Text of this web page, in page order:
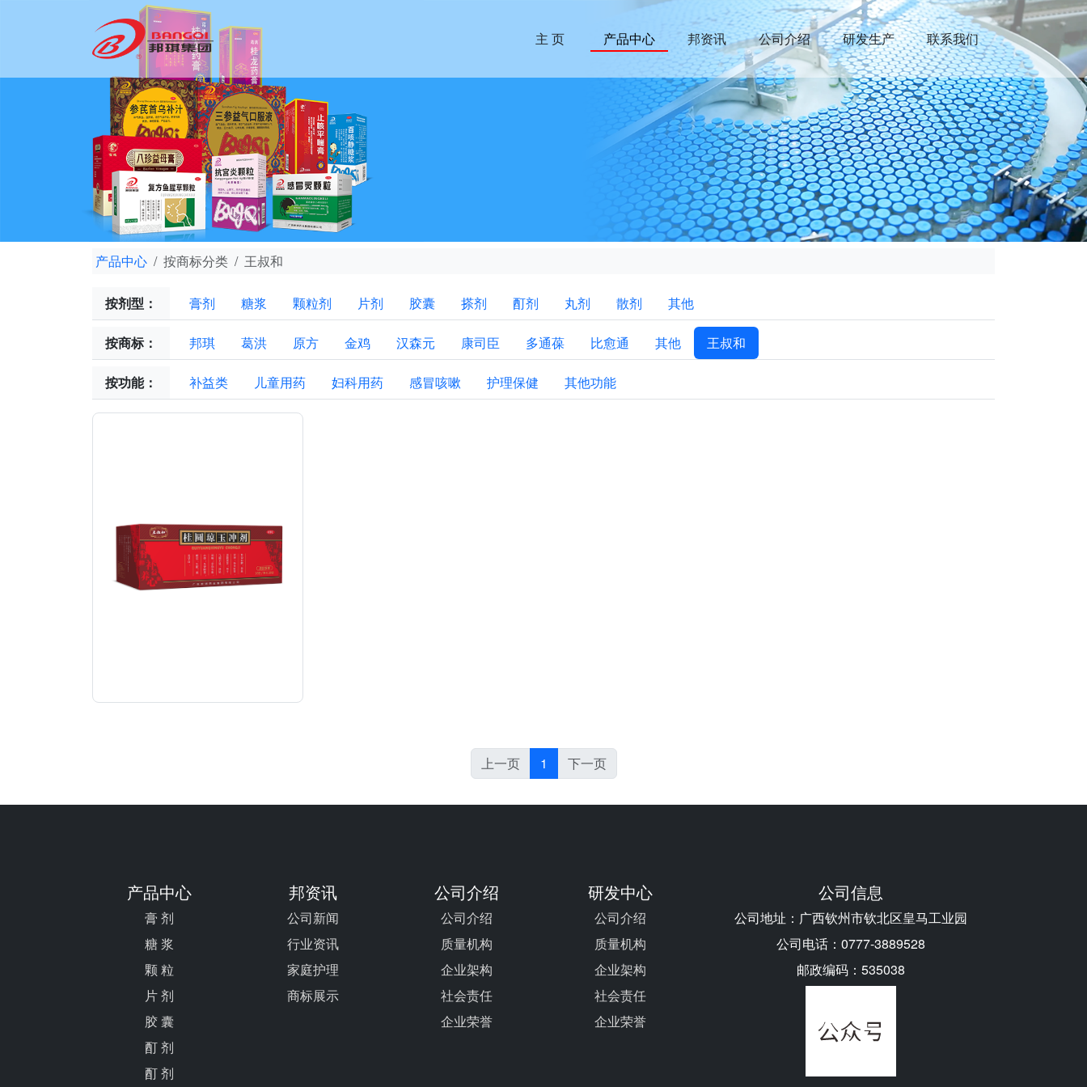
主 页 产品中心 邦资讯 公司介绍 研发生产 联系我们
产品中心 按商标分类 王叔和
按剂型： 膏剂 糖浆 颗粒剂 片剂 胶囊 搽剂 酊剂 丸剂 散剂 其他
按商标： 邦琪 葛洪 原方 金鸡 汉森元 康司臣 多通葆 比愈通 其他 王叔和
按功能： 补益类 儿童用药 妇科用药 感冒咳嗽 护理保健 其他功能
上一页 1 下一页
产品中心
膏 剂
糖 浆
颗 粒
片 剂
胶 囊
酊 剂
酊 剂
邦资讯
公司新闻
行业资讯
家庭护理
商标展示
公司介绍
公司介绍
质量机构
企业架构
社会责任
企业荣誉
研发中心
公司介绍
质量机构
企业架构
社会责任
企业荣誉
公司信息
公司地址：广西钦州市钦北区皇马工业园
公司电话：0777-3889528
邮政编码：535038